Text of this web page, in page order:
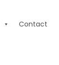
Contact